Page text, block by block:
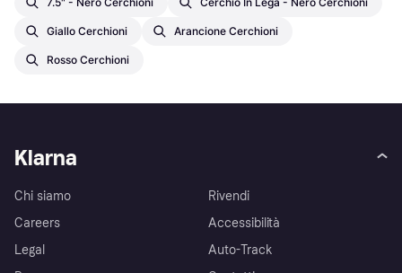
Giallo Cerchioni Arancione Cerchioni
Rosso Cerchioni
Klarna
Chi siamo
Careers
Legal
Rivendi
Accessibilità
Auto-Track